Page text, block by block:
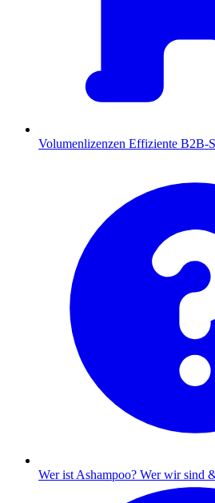
Volumenlizenzen Effiziente B2B-
Wer ist Ashampoo? Wer wir sind